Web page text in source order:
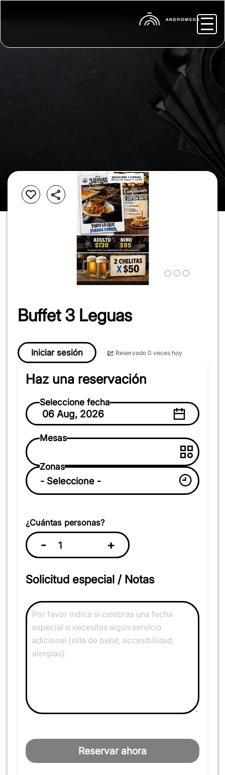
Buffet 3 Leguas
Iniciar sesión Reservado 0 veces hoy
Haz una reservación
Seleccione fecha
06 Aug, 2026
Mesas
Zonas
¿Cuántas personas?
- +
Solicitud especial / Notas
Reservar ahora